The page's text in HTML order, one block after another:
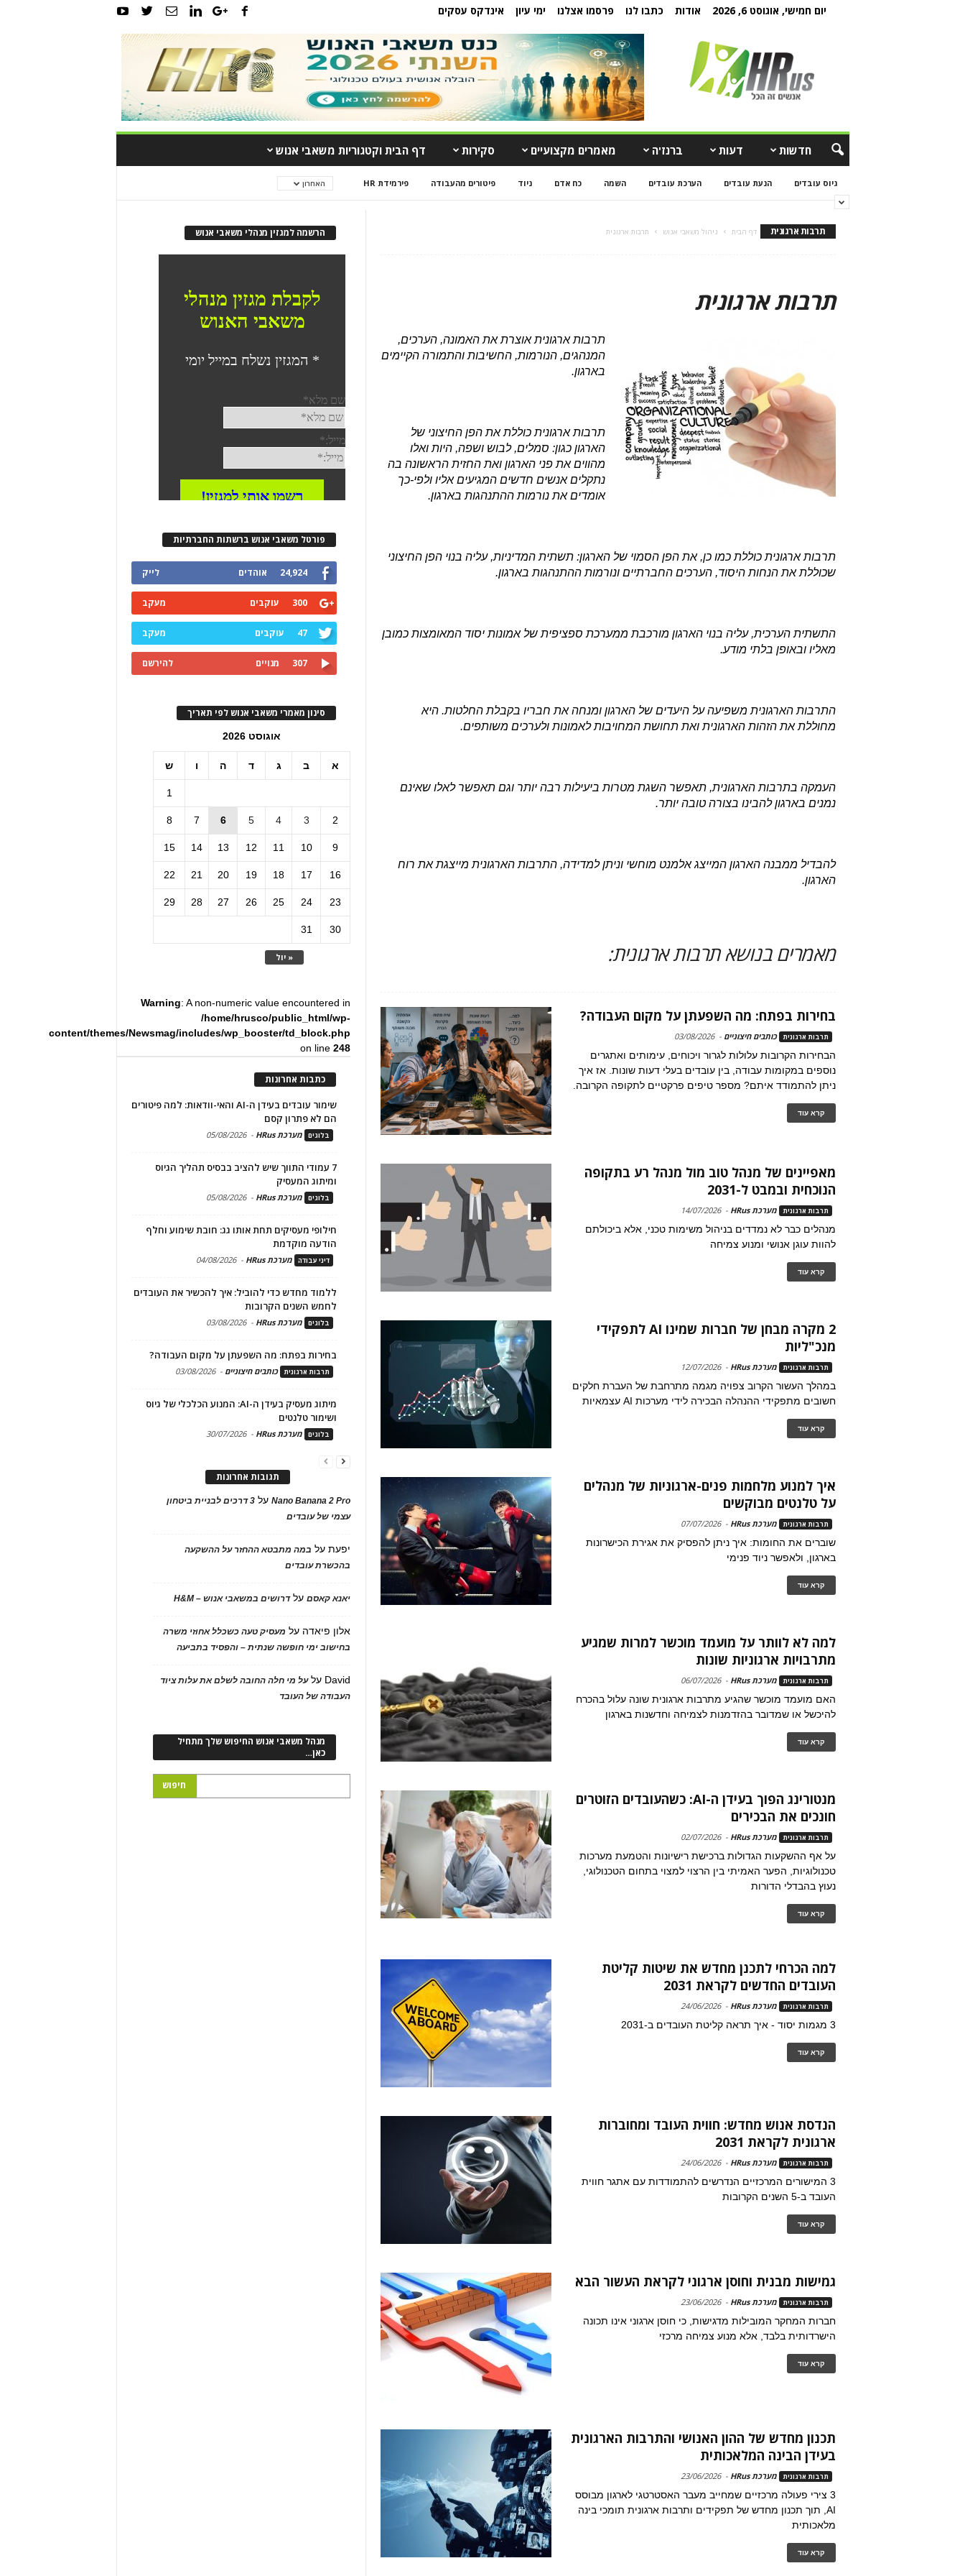
יום חמישי, אוגוסט 6, 2026 אודות כתבו לנו פרסמו אצלנו ימי עיון אינדקס עסקים
חדשות דעות ברנז'ה מאמרים מקצועיים סקירות דף הבית וקטגוריות משאבי אנוש
גיוס עובדים הנעת עובדים הערכת עובדים השמה כח אדם ניוד פיטורים מהעבודה פירמידת HR האחרון
תרבות ארגונית דף הבית ניהול משאבי אנוש תרבות ארגונית
תרבות ארגונית
תרבות ארגונית אוצרת את האמונה, הערכים,
המנהגים, הנורמות, החשיבות והתמורה הקיימים
בארגון.
תרבות ארגונית כוללת את הפן החיצוני של
הארגון כגון: סמלים, לבוש ושפה, היות ואלו
מהווים את פני הארגון ואת החזית הראשונה בה
נתקלים אנשים חדשים המגיעים אליו ולפי-כך
אומדים את נורמות ההתנהגות בארגון.
תרבות ארגונית כוללת כמו כן, את הפן הסמוי של הארגון: תשתית המדיניות, עליה בנוי הפן החיצוני
שכוללת את הנחות היסוד, הערכים החברתיים ונורמות ההתנהגות בארגון.
התשתית הערכית, עליה בנוי הארגון מורכבת ממערכת ספציפית של אמונות יסוד המאומצות כמובן
מאליו ובאופן בלתי מודע.
התרבות הארגונית משפיעה על היעדים של הארגון ומנחה את חבריו בקבלת החלטות. היא
מחוללת את הזהות הארגונית ואת תחושת המחויבות לאמונות ולערכים משותפים.
העמקה בתרבות הארגונית, תאפשר השגת מטרות ביעילות רבה יותר וגם תאפשר לאלו שאינם
נמנים בארגון להבינו בצורה טובה יותר.
להבדיל ממבנה הארגון המייצג אלמנט מוחשי וניתן למדידה, התרבות הארגונית מייצגת את רוח
הארגון.
מאמרים בנושא תרבות ארגונית:
בחירות בפתח: מה השפעתן על מקום העבודה?
תרבות ארגונית כותבים חיצוניים -
03/08/2026
הבחירות הקרובות עלולות לגרור ויכוחים, עימותים ואתגרים
נוספים במקומות עבודה, בין עובדים בעלי דעות שונות. אז איך
ניתן להתמודד איתם? מספר טיפים פרקטיים לתקופה הקרובה.
קרא עוד
מאפיינים של מנהל טוב מול מנהל רע בתקופה
הנוכחית ובמבט ל-2031
תרבות ארגונית מערכת HRus -
14/07/2026
מנהלים כבר לא נמדדים בניהול משימות טכני, אלא ביכולתם
להוות עוגן אנושי ומנוע צמיחה
קרא עוד
2 מקרה מבחן של חברות שמינו AI לתפקידי
מנכ"ליות
תרבות ארגונית מערכת HRus -
12/07/2026
במהלך העשור הקרוב צפויה מגמה מתרחבת של העברת חלקים
חשובים מתפקידי ההנהלה הבכירה לידי מערכות AI עצמאיות
קרא עוד
איך למנוע מלחמות פנים-ארגוניות של מנהלים
על טלנטים מבוקשים
תרבות ארגונית מערכת HRus -
07/07/2026
שוברים את החומות: איך ניתן להפסיק את אגירת הכישרונות
בארגון, ולאפשר ניוד פנימי
קרא עוד
למה לא לוותר על מועמד מוכשר למרות שמגיע
מתרבויות ארגוניות שונות
תרבות ארגונית מערכת HRus -
06/07/2026
האם מועמד מוכשר שהגיע מתרבות ארגונית שונה עלול בהכרח
להיכשל או שמדובר בהזדמנות לצמיחה וחדשנות בארגון
קרא עוד
מנטורינג הפוך בעידן ה-AI: כשהעובדים הזוטרים
חונכים את הבכירים
תרבות ארגונית מערכת HRus -
02/07/2026
על אף ההשקעות הגדולות ברכישת רישיונות והטמעת מערכות
טכנולוגיות, הפער האמיתי בין הרצוי למצוי בתחום הטכנולוגי,
נעוץ בהבדלי הדורות
קרא עוד
למה הכרחי לתכנן מחדש את שיטות קליטת
העובדים החדשים לקראת 2031
תרבות ארגונית מערכת HRus -
24/06/2026
3 מגמות יסוד - איך תראה קליטת העובדים ב-2031
קרא עוד
הנדסת אנוש מחדש: חווית העובד ומחוברות
ארגונית לקראת 2031
תרבות ארגונית מערכת HRus -
24/06/2026
3 המישורים המרכזיים הנדרשים להתמודדות עם אתגר חווית
העובד ב-5 השנים הקרובות
קרא עוד
גמישות מבנית וחוסן ארגוני לקראת העשור הבא
תרבות ארגונית מערכת HRus -
23/06/2026
חברות המחקר המובילות מדגישות, כי חוסן ארגוני אינו תכונה
הישרדותית בלבד, אלא מנוע צמיחה מרכזי
קרא עוד
תכנון מחדש של ההון האנושי והתרבות הארגונית
בעידן הבינה המלאכותית
תרבות ארגונית מערכת HRus -
23/06/2026
3 צירי פעולה מרכזיים שמחייב מעבר האסטרטגי לארגון מבוסס
AI, תוך תכנון מחדש של תפקידים ותרבות ארגונית תומכי בינה
מלאכותית
קרא עוד
הרשמה למגזין מנהלי משאבי אנוש
פורטל משאבי אנוש ברשתות החברתיות
24,924 אוהדים לייק
300 עוקבים מעקב
47 עוקבים מעקב
307 מנויים להירשם
סינון מאמרי משאבי אנוש לפי תאריך
אוגוסט 2026
א ב ג ד ה ו ש
« יול
1
2
3
4
5
6
7
8
9
10
11
12
13
14
15
16
17
18
19
20
21
22
23
24
25
26
27
28
29
30
31
Warning: A non-numeric value encountered in
/home/hrusco/public_html/wp-
content/themes/Newsmag/includes/wp_booster/td_block.php
on line248
כתבות אחרונות
שימור עובדים בעידן ה-AI והאי-וודאות: למה פיטורים
הם לא פתרון קסם
בלוגים מערכת HRus -
05/08/2026
7 עמודי התווך שיש להציב בבסיס תהליך הגיוס
ומיתוג המעסיק
בלוגים מערכת HRus -
05/08/2026
חילופי מעסיקים תחת אותו גג: חובת שימוע וחלף
הודעה מוקדמת
דיני עבודה מערכת HRus -
04/08/2026
ללמוד מחדש כדי להוביל: איך להכשיר את העובדים
לחמש השנים הקרובות
בלוגים מערכת HRus -
03/08/2026
בחירות בפתח: מה השפעתן על מקום העבודה?
תרבות ארגונית כותבים חיצוניים -
03/08/2026
מיתוג מעסיק בעידן ה-AI: המנוע הכלכלי של גיוס
ושימור טלנטים
בלוגים מערכת HRus -
30/07/2026
תגובות אחרונות
Nano Banana 2 Proעל
3 דרכים לבניית ביטחון
עצמי של עובדים
יפעתעל במה מתבטא ההחזר על ההשקעה
בהכשרת עובדים
יאנא קאסםעלדרושים במשאבי אנוש – H&M
אלון פיאדה על מעסיק טעה כשכלל אחוזי משרה
בחישוב ימי חופשה שנתית – והפסיד בתביעה
David עלעל מי חלה החובה לשלם את עלות ציוד
העבודה של העובד
מנהל משאבי אנוש החיפוש שלך מתחיל
כאן…